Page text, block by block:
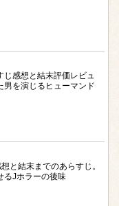
じ感想と結末評価レビュ
男を演じるヒューマンド
と結末までのあらすじ。
るJホラーの後味